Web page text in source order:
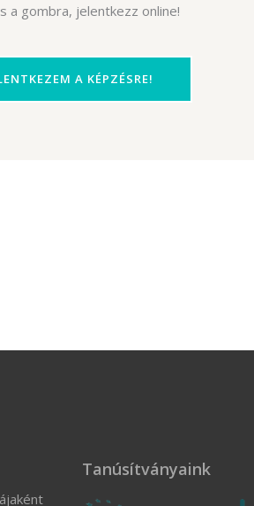
a gombra, jelentkezz online!
A KÉPZÉSRE!
Tanúsítványaink